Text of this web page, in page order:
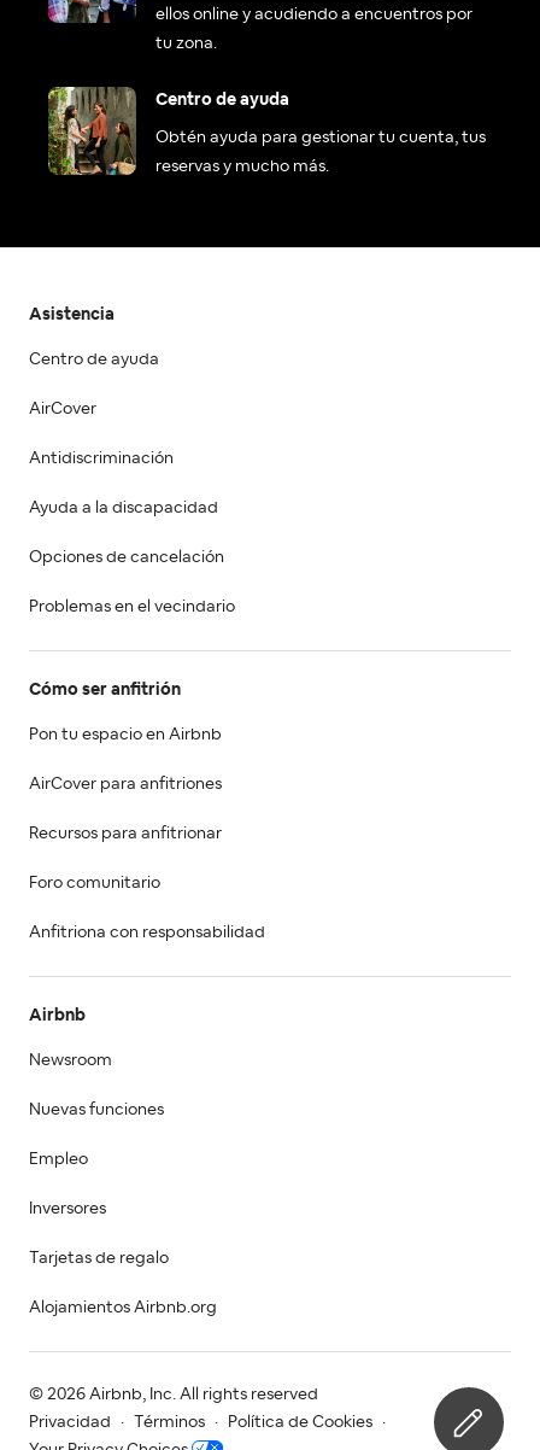
ellos online y acudiendo a encuentros por
tu zona.
Centro de ayuda
Obtén ayuda para gestionar tu cuenta, tus
reservas y mucho más.
Asistencia
Centro de ayuda
AirCover
Antidiscriminación
Ayuda a la discapacidad
Opciones de cancelación
Problemas en el vecindario
Cómo ser anfitrión
Pon tu espacio en Airbnb
AirCover para anfitriones
Recursos para anfitrionar
Foro comunitario
Anfitriona con responsabilidad
Airbnb
Newsroom
Nuevas funciones
Empleo
Inversores
Tarjetas de regalo
Alojamientos Airbnb.org
© 2026 Airbnb, Inc. All rights reserved
Privacidad
· Términos · Política de Cookies
·